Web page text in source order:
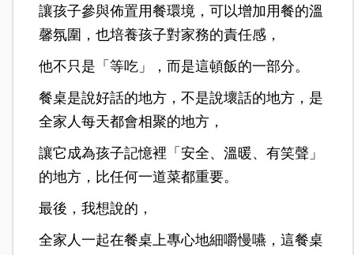
讓孩子參與佈置用餐環境，可以增加用餐的溫
馨氛圍，也培養孩子對家務的責任感，
他不只是「等吃」，而是這頓飯的一部分。
餐桌是說好話的地方，不是說壞話的地方，是
全家人每天都會相聚的地方，
讓它成為孩子記憶裡「安全、溫暖、有笑聲」
的地方，比任何一道菜都重要。
最後，我想說的，
全家人一起在餐桌上專心地細嚼慢嚥，這餐桌